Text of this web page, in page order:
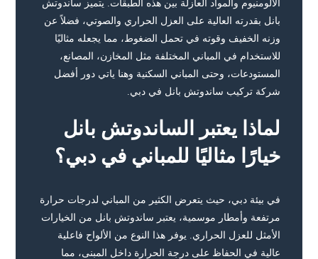
الألومنيوم والمواد العازلة بين هذه الطبقات. يتميز ساندوتش
بانل بقدرته العالية على العزل الحراري والصوتي، فضلاً عن
وزنه الخفيف وقوته في تحمل الضغوط، مما يجعله مثاليًا
للاستخدام في المباني المختلفة مثل المخازن، المصانع،
المستودعات، وحتى المباني السكنية وهنا ياتي دور أفضل
شركة تركيب ساندوتش بانل في دبي.
لماذا يعتبر الساندوتش بانل
خيارًا مثاليًا للمباني في دبي؟
في بيئة دبي، حيث يتعرض الكثير من المباني لدرجات حرارة
مرتفعة وأمطار موسمية، يعتبر ساندوتش بانل من الخيارات
الأمثل للعزل الحراري. يوفر هذا النوع من الألواح فاعلية
عالية في الحفاظ على درجة الحرارة داخل المبنى، مما